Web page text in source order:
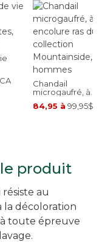
Chandail
microgaufré, à
encolure ras du
collection
84,95 à 99,95$
produit
au
la décoloration
toute épreuve